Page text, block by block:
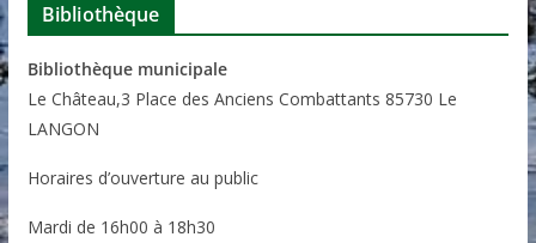
Bibliothèque
Bibliothèque municipale
Le Château,3 Place des Anciens Combattants 85730 Le
LANGON
Horaires d’ouverture au public
Mardi de 16h00 à 18h30